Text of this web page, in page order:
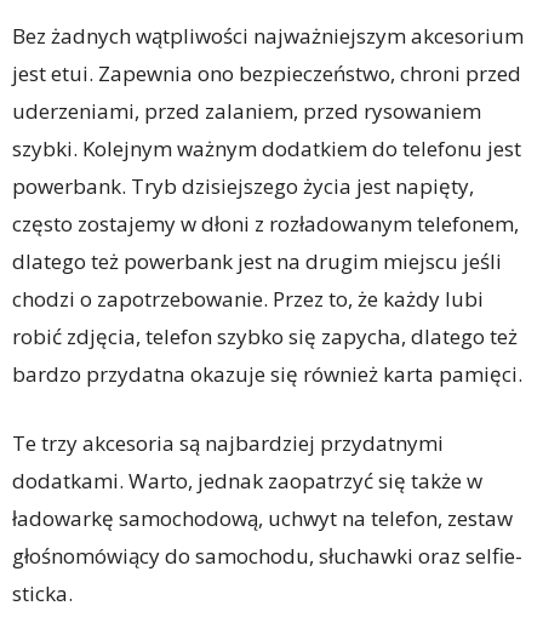
Bez żadnych wątpliwości najważniejszym akcesorium
jest etui. Zapewnia ono bezpieczeństwo, chroni przed
uderzeniami, przed zalaniem, przed rysowaniem
szybki. Kolejnym ważnym dodatkiem do telefonu jest
powerbank. Tryb dzisiejszego życia jest napięty,
często zostajemy w dłoni z rozładowanym telefonem,
dlatego też powerbank jest na drugim miejscu jeśli
chodzi o zapotrzebowanie. Przez to, że każdy lubi
robić zdjęcia, telefon szybko się zapycha, dlatego też
bardzo przydatna okazuje się również karta pamięci.
Te trzy akcesoria są najbardziej przydatnymi
dodatkami. Warto, jednak zaopatrzyć się także w
ładowarkę samochodową, uchwyt na telefon, zestaw
głośnomówiący do samochodu, słuchawki oraz selfie-
sticka.